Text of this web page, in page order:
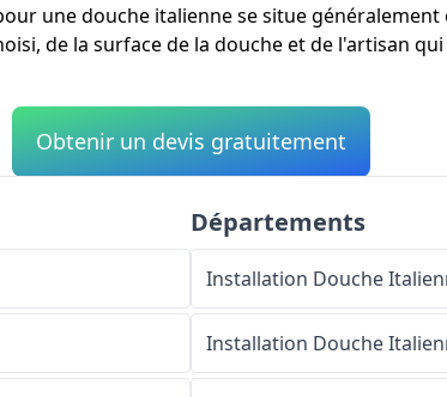
une douche italienne se situe généralement
de la surface de la douche et de l'artisan
Obtenir un devis gratuitement
Départements
Installation Douche
Installation Douche